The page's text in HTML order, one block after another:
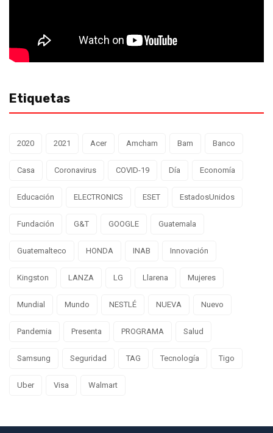
Etiquetas
2020 2021 Acer Amcham Bam Banco
Casa Coronavirus COVID-19 Día Economía
Educación ELECTRONICS ESET EstadosUnidos
Fundación G&T GOOGLE Guatemala
Guatemalteco HONDA INAB Innovación
Kingston LANZA LG Llarena Mujeres
Mundial Mundo NESTLÉ NUEVA Nuevo
Pandemia Presenta PROGRAMA Salud
Samsung Seguridad TAG Tecnología Tigo
Uber Visa Walmart